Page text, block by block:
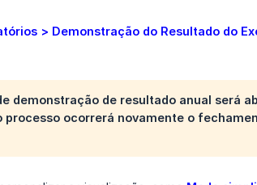
> Demonstração do Resultado do
demonstração de resultado anual será
processo ocorrerá novamente o